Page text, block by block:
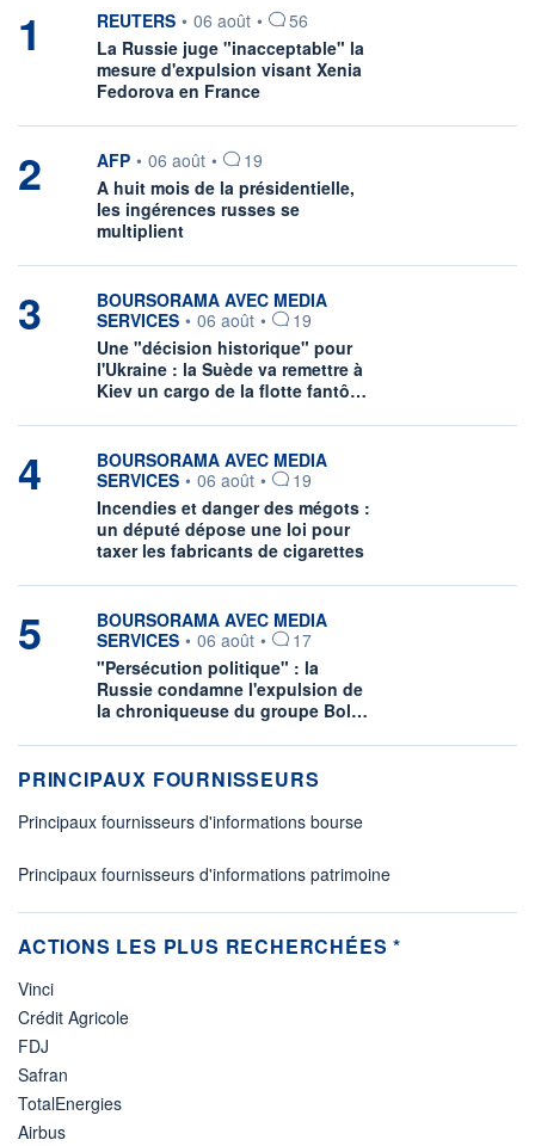
1 information fournie par
REUTERS • 06 août •
56
La Russie juge "inacceptable" la
mesure d'expulsion visant Xenia
Fedorova en France
2 information fournie par
AFP • 06 août •
19
A huit mois de la présidentielle,
les ingérences russes se
multiplient
3 information fournie par
BOURSORAMA AVEC MEDIA
SERVICES • 06 août •
19
Une "décision historique" pour
l'Ukraine : la Suède va remettre à
Kiev un cargo de la flotte fantô…
4 information fournie par
BOURSORAMA AVEC MEDIA
SERVICES • 06 août •
19
Incendies et danger des mégots :
un député dépose une loi pour
taxer les fabricants de cigarettes
5 information fournie par
BOURSORAMA AVEC MEDIA
SERVICES • 06 août •
17
"Persécution politique" : la
Russie condamne l'expulsion de
la chroniqueuse du groupe Bol…
PRINCIPAUX FOURNISSEURS
Principaux fournisseurs d'informations bourse
Principaux fournisseurs d'informations patrimoine
ACTIONS LES PLUS RECHERCHÉES *
Vinci
Crédit Agricole
FDJ
Safran
TotalEnergies
Airbus